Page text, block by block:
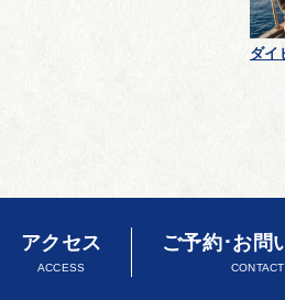
ダイ
アクセス
ACCESS
ご予約･お問
CONTACT